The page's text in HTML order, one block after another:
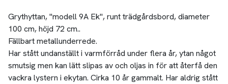
Grythyttan, "modell 9A Ek", runt trädgårdsbord, diameter
100 cm, höjd 72 cm..
Fällbart metallunderrede.
Har stått undanställt i varmförråd under flera år, ytan något
smutsig men kan lätt slipas av och oljas in för att återfå den
vackra lystern i ekytan. Cirka 10 år gammalt. Har aldrig stått